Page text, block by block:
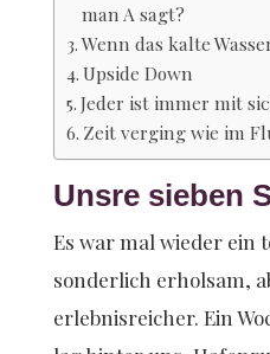
man A sagt?
Wenn das kalte
Upside Down
Jeder ist immer mit
Zeit verging wie im
Unsre sieben
Es war mal wieder ein
sonderlich erholsam,
erlebnisreicher. Ein